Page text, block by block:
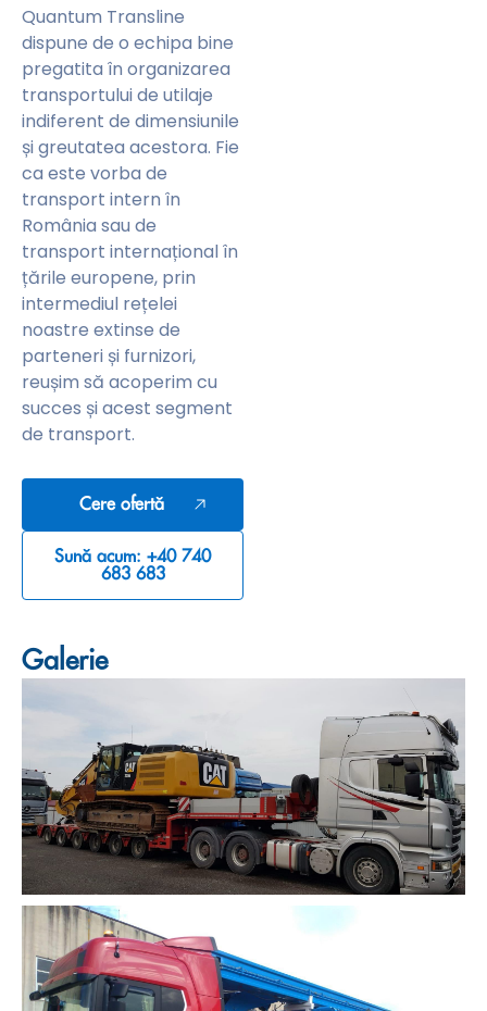
Quantum Transline
dispune de o echipa bine
pregatita în organizarea
transportului de utilaje
indiferent de dimensiunile
și greutatea acestora. Fie
ca este vorba de
transport intern în
România sau de
transport internațional în
țările europene, prin
intermediul rețelei
noastre extinse de
parteneri și furnizori,
reușim să acoperim cu
succes și acest segment
de transport.
Cere ofertă
Sună acum: +40 740
683 683
Galerie